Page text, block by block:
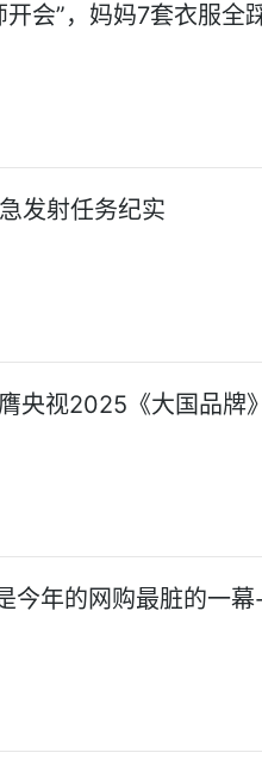
会”，妈妈7套衣服全
发射任务纪实
央视2025《大国品牌
今年的网购最脏的一